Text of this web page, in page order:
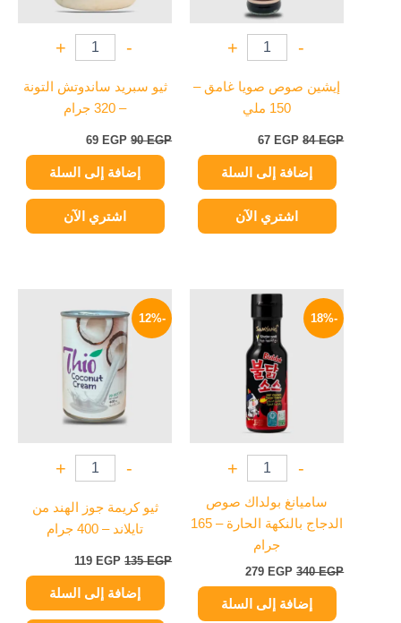
-
+
إيشين صوص صويا غامق –
150 ملي
84EGP
67 EGP
إضافة إلى السلة
اشتري الآن
-
+
ثيو سبريد ساندوتش التونة
– 320 جرام
90EGP
69 EGP
إضافة إلى السلة
اشتري الآن
-18%
-
+
ساميانغ بولداك صوص
الدجاج بالنكهة الحارة – 165
جرام
340EGP
السعر
هو:
340 EGP.
279 EGP
إضافة إلى السلة
-12%
-
+
ثيو كريمة جوز الهند من
تايلاند – 400 جرام
135EGP
الأصلي
هو:
135 EGP.
119 EGP
الحالي
إضافة إلى السلة